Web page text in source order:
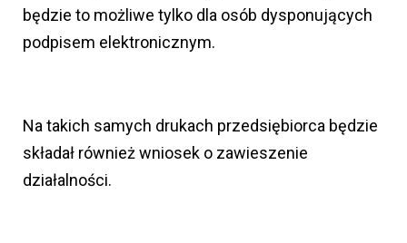
będzie to możliwe tylko dla osób dysponujących
podpisem elektronicznym.
Na takich samych drukach przedsiębiorca będzie
składał również wniosek o zawieszenie
działalności.